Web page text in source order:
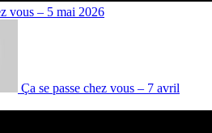
vous – 5 mai 2026
Ça se passe chez vous – 7 avril